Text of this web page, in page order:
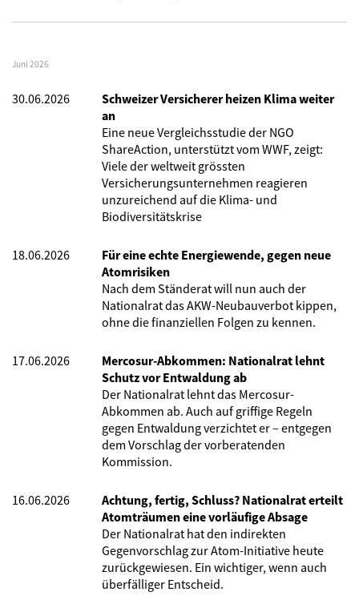
Juni 2026
30.06.2026
Schweizer Versicherer heizen Klima weiter
an
Eine neue Vergleichsstudie der NGO
ShareAction, unterstützt vom WWF, zeigt:
Viele der weltweit grössten
Versicherungsunternehmen reagieren
unzureichend auf die Klima- und
Biodiversitätskrise
18.06.2026
Für eine echte Energiewende, gegen neue
Atomrisiken
Nach dem Ständerat will nun auch der
Nationalrat das AKW-Neubauverbot kippen,
ohne die finanziellen Folgen zu kennen.
17.06.2026
Mercosur-Abkommen: Nationalrat lehnt
Schutz vor Entwaldung ab
Der Nationalrat lehnt das Mercosur-
Abkommen ab. Auch auf griffige Regeln
gegen Entwaldung verzichtet er – entgegen
dem Vorschlag der vorberatenden
Kommission.
16.06.2026
Achtung, fertig, Schluss? Nationalrat erteilt
Atomträumen eine vorläufige Absage
Der Nationalrat hat den indirekten
Gegenvorschlag zur Atom-Initiative heute
zurückgewiesen. Ein wichtiger, wenn auch
überfälliger Entscheid.